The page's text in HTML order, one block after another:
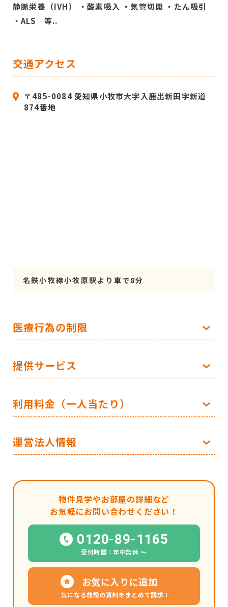
静脈栄養（IVH） ・酸素吸入 ・気管切開 ・たん吸引
・ALS 等..
交通アクセス
〒485-0084 愛知県小牧市大字入鹿出新田字新道
874番地
名鉄小牧線小牧原駅より車で8分
医療行為の制限
提供サービス
利用料金（一人当たり）
運営法人情報
物件見学やお部屋の詳細など
お気軽にお問い合わせください！
0120-89-1165
受付時間：年中無休 〜
お気に入りに追加
気になる施設の資料をまとめて請求！